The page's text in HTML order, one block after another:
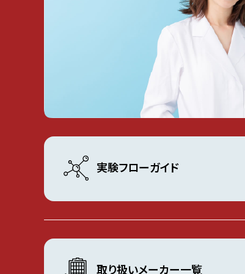
実験フローガイド
取り扱いメーカー一覧